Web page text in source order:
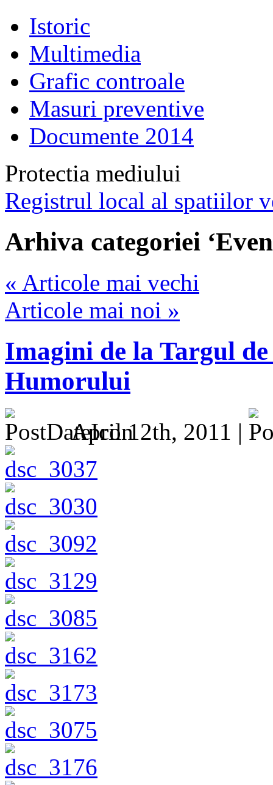
Istoric
Multimedia
Grafic controale
Masuri preventive
Documente 2014
Protectia mediului
Registrul local al spatiilor
Arhiva categoriei
« Articole mai vechi
Articole mai noi »
Imagini de la Targul
Humorului
April 12th, 2011 |